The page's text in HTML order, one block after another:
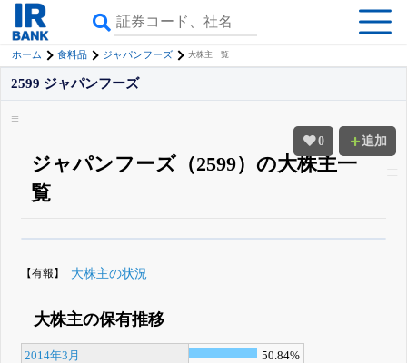
ホーム 食料品 ジャパンフーズ 大株主一覧
0 追加
2599 ジャパンフーズ
ジャパンフーズ（2599）の大株主一
覧
に詳しく分かる無料でβ版をはじめる
【有報】 大株主の状況
大株主の保有推移
2014年3月
50.84%